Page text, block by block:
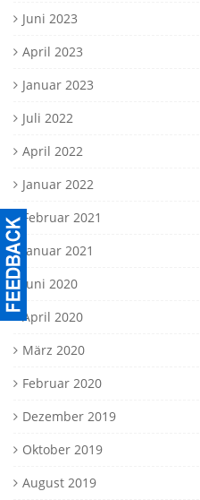
Juni 2023
April 2023
Januar 2023
Juli 2022
April 2022
Januar 2022
Februar 2021
Januar 2021
Juni 2020
April 2020
März 2020
Februar 2020
Dezember 2019
Oktober 2019
August 2019